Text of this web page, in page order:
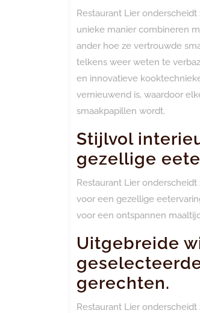
Restaurant Lier
unieke manier combineren
ander hoe ze vertrouwde
telkens weer weten te
en innovatieve
vernieuwend is, waardoor
smaakpapillen wordt.
Stijlvol
gezellige
Restaurant Lier
voor een gezellige
voor een ontspannen
Uitgebreide
gerechten.
Restaurant Lier